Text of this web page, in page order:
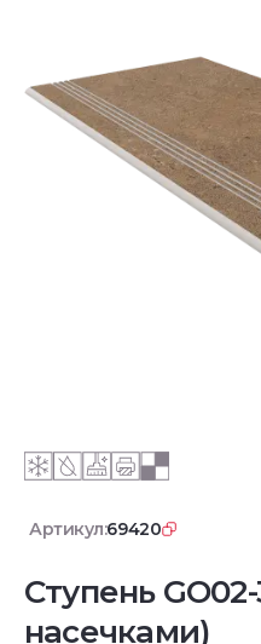
Артикул:69420
Ступень
насечками)